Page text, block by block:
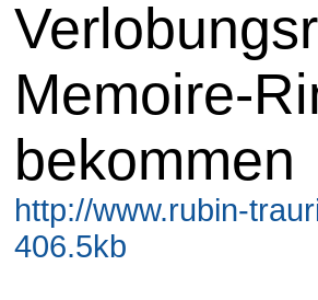
Memoire-
bekommen
http://www.rubin-
406.5kb